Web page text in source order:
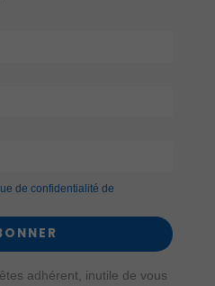
de confidentialité de
adhérent, inutile de vous